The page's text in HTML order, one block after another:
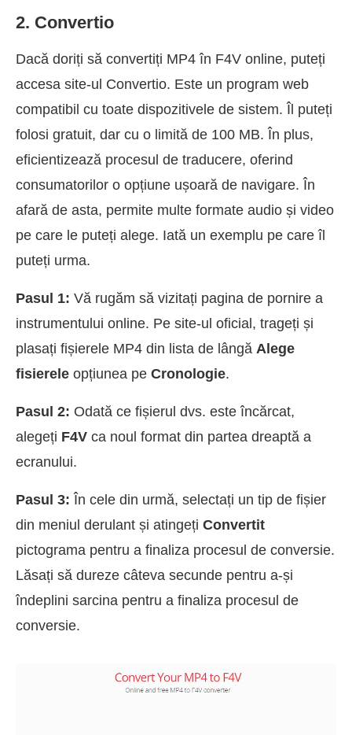
2. Convertio
Dacă doriți să convertiți MP4 în F4V online, puteți
accesa site-ul Convertio. Este un program web
compatibil cu toate dispozitivele de sistem. Îl puteți
folosi gratuit, dar cu o limită de 100 MB. În plus,
eficientizează procesul de traducere, oferind
consumatorilor o opțiune ușoară de navigare. În
afară de asta, permite multe formate audio și video
pe care le puteți alege. Iată un exemplu pe care îl
puteți urma.
Pasul 1: Vă rugăm să vizitați pagina de pornire a
instrumentului online. Pe site-ul oficial, trageți și
plasați fișierele MP4 din lista de lângă Alege
fisierele opțiunea pe Cronologie.
Pasul 2: Odată ce fișierul dvs. este încărcat,
alegeți F4V ca noul format din partea dreaptă a
ecranului.
Pasul 3: În cele din urmă, selectați un tip de fișier
din meniul derulant și atingeți Convertit
pictograma pentru a finaliza procesul de conversie.
Lăsați să dureze câteva secunde pentru a-și
îndeplini sarcina pentru a finaliza procesul de
conversie.